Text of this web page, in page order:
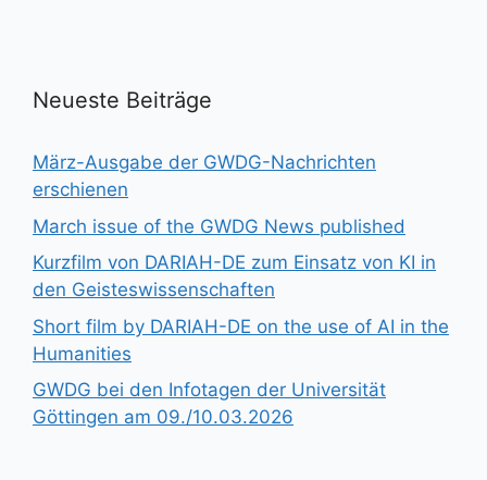
Neueste Beiträge
März-Ausgabe der GWDG-Nachrichten
erschienen
March issue of the GWDG News published
Kurzfilm von DARIAH-DE zum Einsatz von KI in
den Geisteswissenschaften
Short film by DARIAH-DE on the use of AI in the
Humanities
GWDG bei den Infotagen der Universität
Göttingen am 09./10.03.2026